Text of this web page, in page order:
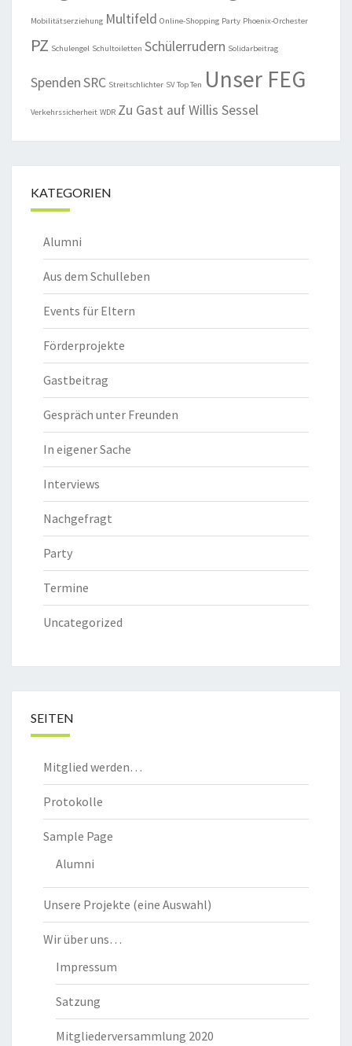
Mobilitätserziehung Multifeld Online-Shopping Party Phoenix-Orchester
PZ Schulengel Schultoiletten Schülerrudern Solidarbeitrag
SpendenSRC Streitschlichter SV Top Ten Unser FEG
Verkehrssicherheit WDR Zu Gast auf Willis Sessel
KATEGORIEN
Alumni
Aus dem Schulleben
Events für Eltern
Förderprojekte
Gastbeitrag
Gespräch unter Freunden
In eigener Sache
Interviews
Nachgefragt
Party
Termine
Uncategorized
SEITEN
Mitglied werden…
Protokolle
Sample Page
Alumni
Unsere Projekte (eine Auswahl)
Wir über uns…
Impressum
Satzung
Mitgliederversammlung 2020